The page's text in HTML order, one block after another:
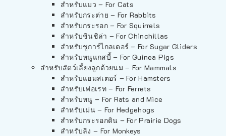
สำหรับแมว – For Cats
สำหรับกระต่าย – For Rabbits
สำหรับกระรอก – For Squirrels
สำหรับชินชิล่า – For Chinchillas
สำหรับชูการ์ไกลเดอร์ – For Sugar Gliders
สำหรับหนูแกสบี้ – For Guinea Pigs
สำหรับสัตว์เลี้ยงลูกด้วยนม – For Mammals
สำหรับแฮมสเตอร์ – For Hamsters
สำหรับเฟอเรท – For Ferrets
สำหรับหนู – For Rats and Mice
สำหรับเม่น – For Hedgehogs
สำหรับกระรอกดิน – For Prairie Dogs
สำหรับลิง – For Monkeys